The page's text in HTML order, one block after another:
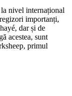
nivel internațional
importanți,
dar și de
acestea, sunt
primul